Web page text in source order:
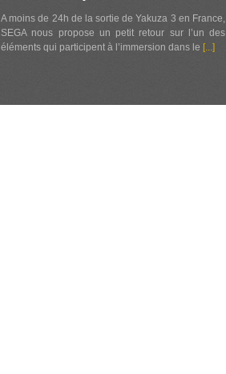
A moins de 24h de la sortie de Yakuza 3 en France,
SEGA nous propose un petit retour sur l’un des
éléments qui participent à l’immersion dans le [...]